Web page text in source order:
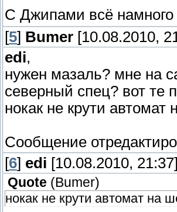
С Джипами всё намного
[5] Bumer [10.08.2010,
edi,
нужен мазаль? мне на
северный спец? вот те
нокак не крути автомат
Сообщение
[6] edi [10.08.2010, 21:37]
Quote (Bumer)
нокак не крути автомат на